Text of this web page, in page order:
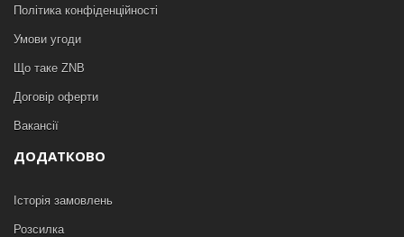
Політика конфіденційності
Умови угоди
Що таке ZNB
Договір оферти
Вакансії
ДОДАТКОВО
Історія замовлень
Розсилка